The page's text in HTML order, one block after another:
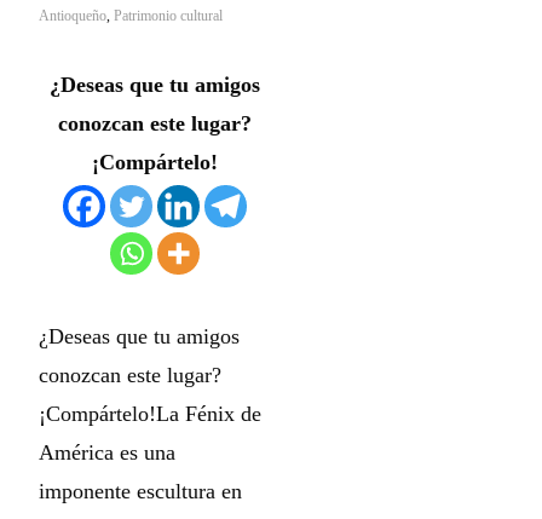
Antioqueño Patrimonio cultural
¿Deseas que tu amigos
conozcan este lugar?
¡Compártelo!
¿Deseas que tu amigos
conozcan este lugar?
¡Compártelo!La Fénix de
América es una
imponente escultura en